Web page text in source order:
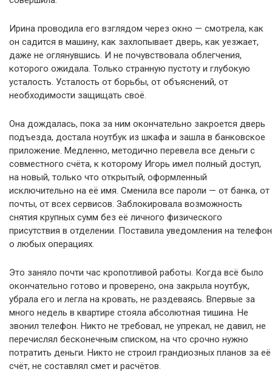
Ирина проводила его взглядом через окно — смотрела, как
он садится в машину, как захлопывает дверь, как уезжает,
даже не оглянувшись. И не почувствовала облегчения,
которого ожидала. Только странную пустоту и глубокую
усталость. Усталость от борьбы, от объяснений, от
необходимости защищать своё.
Она дождалась, пока за ним окончательно закроется дверь
подъезда, достала ноутбук из шкафа и зашла в банковское
приложение. Медленно, методично перевела все деньги с
совместного счёта, к которому Игорь имел полный доступ,
на новый, только что открытый, оформленный
исключительно на её имя. Сменила все пароли — от банка, от
почты, от всех сервисов. Заблокировала возможность
снятия крупных сумм без её личного физического
присутствия в отделении. Поставила уведомления на телефон
о любых операциях.
Это заняло почти час кропотливой работы. Когда всё было
окончательно готово и проверено, она закрыла ноутбук,
убрала его и легла на кровать, не раздеваясь. Впервые за
много недель в квартире стояла абсолютная тишина. Не
звонил телефон. Никто не требовал, не упрекал, не давил, не
перечислял бесконечным списком, на что срочно нужно
потратить деньги. Никто не строил грандиозных планов за её
счёт, не составлял смет и расчётов.